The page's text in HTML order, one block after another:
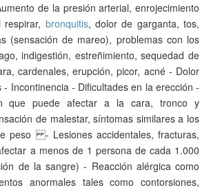
de la presión arterial, enrojecimiento
bronquitis, dolor de garganta, tos,
(sensación de mareo), problemas con los
indigestión, estreñimiento, sequedad de
cardenales, erupción, picor, acné - Dolor
Incontinencia - Dificultades en la erección -
que puede afectar a la cara, tronco y
de malestar, síntomas similares a los
peso - Lesiones accidentales, fracturas,
a menos de 1 persona de cada 1.000
de la sangre) - Reacción alérgica como
anormales tales como contorsiones,